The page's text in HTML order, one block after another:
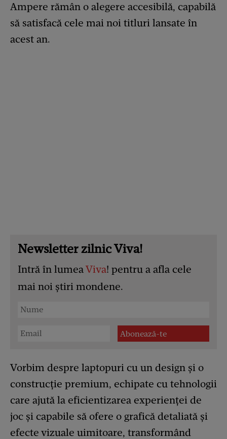
Ampere rămân o alegere accesibilă, capabilă
să satisfacă cele mai noi titluri lansate în
acest an.
Newsletter zilnic Viva!
Intră în lumeaViva! pentru a afla cele
mai noi știri mondene.
Vorbim despre laptopuri cu un design și o
construcție premium, echipate cu tehnologii
care ajută la eficientizarea experienței de
joc și capabile să ofere o grafică detaliată și
efecte vizuale uimitoare, transformând